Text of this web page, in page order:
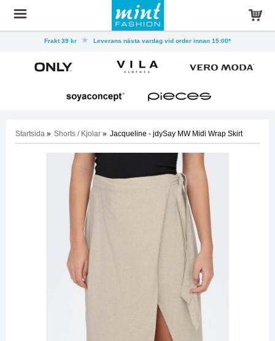
Frakt 39 kr Leverans nästa vardag vid order innan 15:00*
Startsida » Shorts / Kjolar » Jacqueline - jdySay MW Midi Wrap Skirt